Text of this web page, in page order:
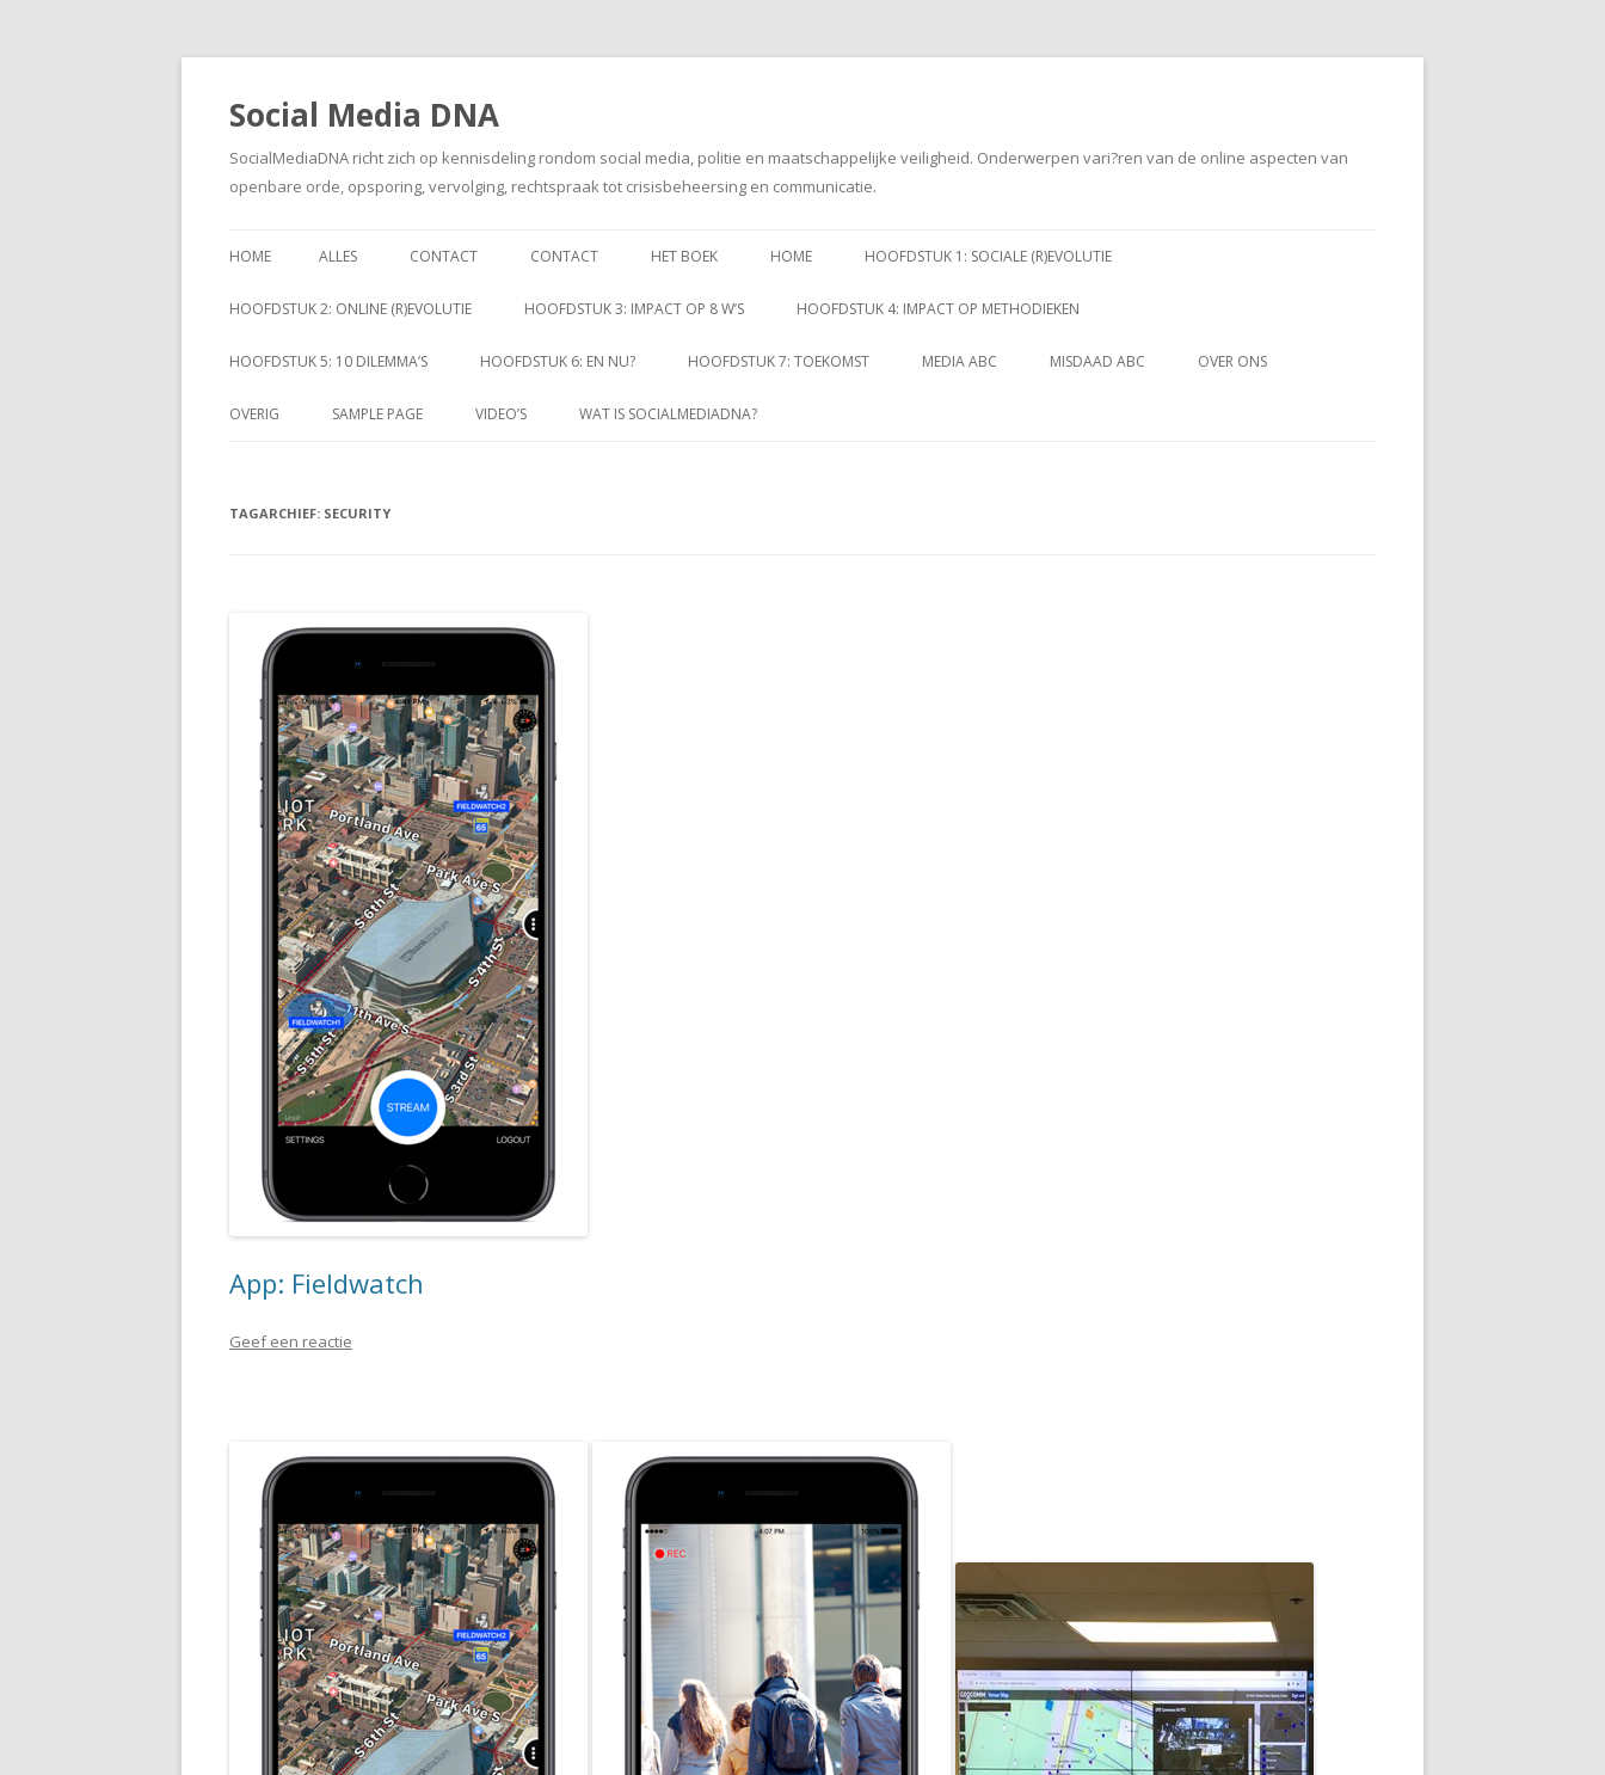
Social Media DNA
SocialMediaDNA richt zich op kennisdeling rondom social media, politie en maatschappelijke veiligheid. Onderwerpen vari?ren van de online aspecten van
openbare orde, opsporing, vervolging, rechtspraak tot crisisbeheersing en communicatie.
naar
HOME ALLES CONTACT CONTACT HET BOEK HOME HOOFDSTUK 1: SOCIALE (R)EVOLUTIE
HOOFDSTUK 2: ONLINE (R)EVOLUTIE HOOFDSTUK 3: IMPACT OP 8 W’S HOOFDSTUK 4: IMPACT OP METHODIEKEN
HOOFDSTUK 5: 10 DILEMMA’S HOOFDSTUK 6: EN NU? HOOFDSTUK 7: TOEKOMST MEDIA ABC MISDAAD ABC OVER ONS
OVERIG SAMPLE PAGE VIDEO’S WAT IS SOCIALMEDIADNA?
TAGARCHIEF: SECURITY
App: Fieldwatch
Geef een reactie